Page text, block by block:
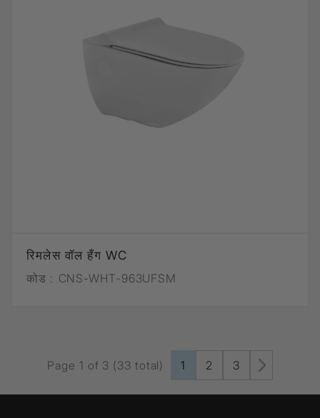
रिमलेस वॉल हँग WC
कोड : CNS-WHT-963UFSM
Page 1 of 3 (33 total) 1 2 3